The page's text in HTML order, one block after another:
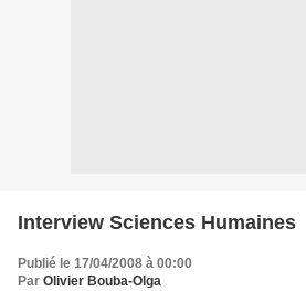
Interview Sciences Humaines
Publié le 17/04/2008 à 00:00
Par Olivier Bouba-Olga